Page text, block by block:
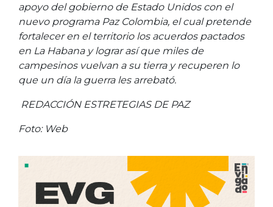
apoyo del gobierno de Estado Unidos con el
nuevo programa Paz Colombia, el cual pretende
fortalecer en el territorio los acuerdos pactados
en La Habana y lograr así que miles de
campesinos vuelvan a su tierra y recuperen lo
que un día la guerra les arrebató.
REDACCIÓN ESTRETEGIAS DE PAZ
Foto: Web